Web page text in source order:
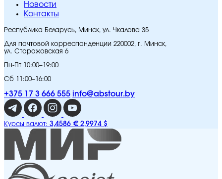
Новости
Контакты
Республика Беларусь, Минск, ул. Чкалова 35
Для почтовой корреспонденции 220002, г. Минск,
ул. Сторожовская 6
Пн-Пт 10:00–19:00
Сб 11:00–16:00
+375 17 3 666 555 info@abstour.by
Курсы валют: 3,4586 € 2,9974 $